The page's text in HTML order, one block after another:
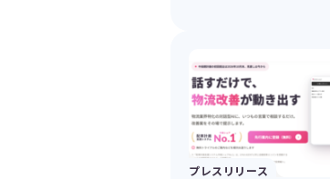
プレスリリース